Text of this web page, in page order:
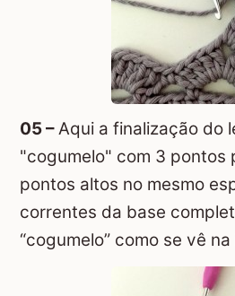
05 –Aqui a finalização do
"cogumelo" com 3 pontos
pontos altos no mesmo
correntes da base
“cogumelo” como se vê